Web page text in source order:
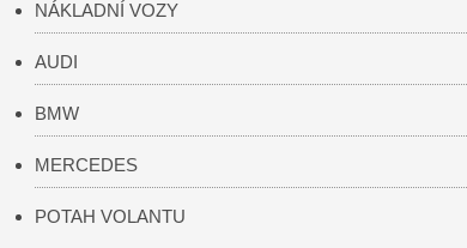
NÁKLADNÍ VOZY
AUDI
BMW
MERCEDES
POTAH VOLANTU